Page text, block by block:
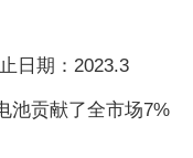
日期：2023.3
池贡献了全市场7%